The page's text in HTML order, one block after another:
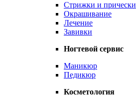
Стрижки и прически
Окрашивание
Лечение
Завивки
Ногтевой сервис
Маникюр
Педикюр
Косметология